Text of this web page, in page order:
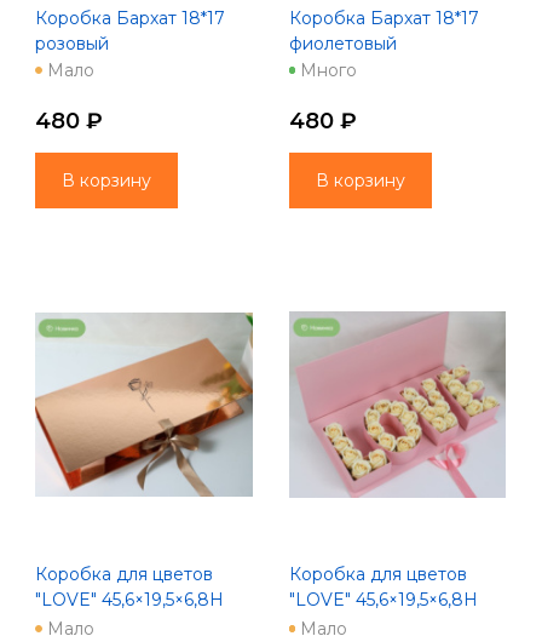
Коробка Бархат 18*17
розовый
Мало
480 ₽
В корзину
Коробка Бархат 18*17
фиолетовый
Много
480 ₽
В корзину
Коробка для цветов
"LOVE" 45,6×19,5×6,8H
см, 1 шт., розовое золото
Мало
Коробка для цветов
"LOVE" 45,6×19,5×6,8H
см, 1 шт., св.розовый
Мало